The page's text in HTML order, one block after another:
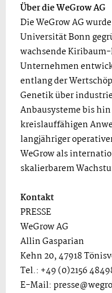
Über die WeGrow AG
Die WeGrow AG
Universität Bonn
wachsende
Unternehmen
entlang der
Genetik über
Anbausysteme bis
kreislauffähigen
langjähriger
WeGrow als
skalierbarem
Kontakt
PRESSE
WeGrow AG
Allin Gasparian
Kehn 20, 47918
Tel.: +49 (0)2156
E-Mail: